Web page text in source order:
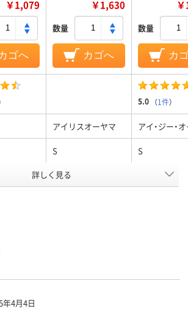
￥1,079
ゴへ
￥1,630
数量
カゴへ
数量
カ
5.0 （1件）
アイリスオーヤマ アイ・ジー・
S S
詳しく見る
年4月4日